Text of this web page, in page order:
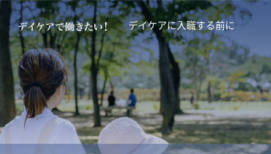
デイケアに入職する前に